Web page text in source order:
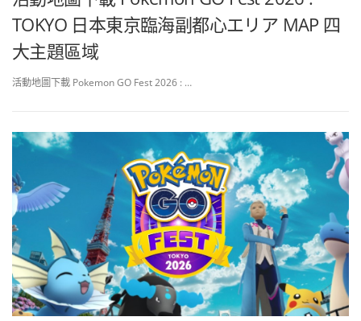
TOKYO 日本東京臨海副都心エリア MAP 四
大主題區域
活動地圖下載 Pokemon GO Fest 2026 : …